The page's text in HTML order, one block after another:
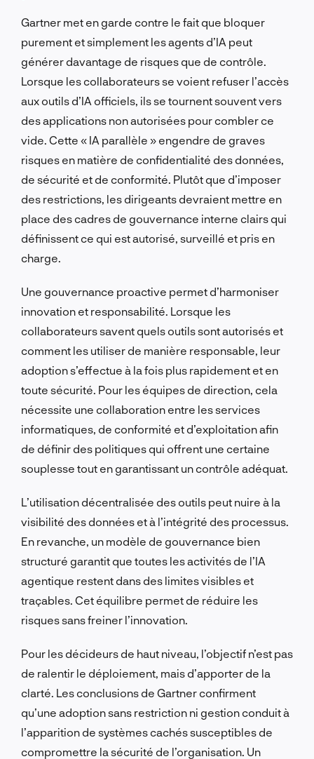
Gartner met en garde contre le fait que bloquer
purement et simplement les agents d’IA peut
générer davantage de risques que de contrôle.
Lorsque les collaborateurs se voient refuser l’accès
aux outils d’IA officiels, ils se tournent souvent vers
des applications non autorisées pour combler ce
vide. Cette « IA parallèle » engendre de graves
risques en matière de confidentialité des données,
de sécurité et de conformité. Plutôt que d’imposer
des restrictions, les dirigeants devraient mettre en
place des cadres de gouvernance interne clairs qui
définissent ce qui est autorisé, surveillé et pris en
charge.
Une gouvernance proactive permet d’harmoniser
innovation et responsabilité. Lorsque les
collaborateurs savent quels outils sont autorisés et
comment les utiliser de manière responsable, leur
adoption s’effectue à la fois plus rapidement et en
toute sécurité. Pour les équipes de direction, cela
nécessite une collaboration entre les services
informatiques, de conformité et d’exploitation afin
de définir des politiques qui offrent une certaine
souplesse tout en garantissant un contrôle adéquat.
L’utilisation décentralisée des outils peut nuire à la
visibilité des données et à l’intégrité des processus.
En revanche, un modèle de gouvernance bien
structuré garantit que toutes les activités de l’IA
agentique restent dans des limites visibles et
traçables. Cet équilibre permet de réduire les
risques sans freiner l’innovation.
Pour les décideurs de haut niveau, l’objectif n’est pas
de ralentir le déploiement, mais d’apporter de la
clarté. Les conclusions de Gartner confirment
qu’une adoption sans restriction ni gestion conduit à
l’apparition de systèmes cachés susceptibles de
compromettre la sécurité de l’organisation. Un